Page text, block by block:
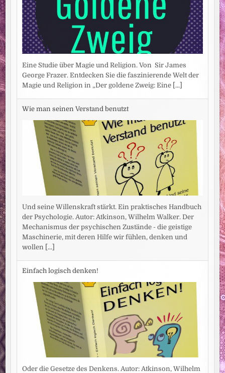
Eine Studie über Magie und Religion. Von Sir James
George Frazer. Entdecken Sie die faszinierende Welt der
Magie und Religion in „Der goldene Zweig: Eine [...]
Wie man seinen Verstand benutzt
Und seine Willenskraft stärkt. Ein praktisches Handbuch
der Psychologie. Autor: Atkinson, Wilhelm Walker. Der
Mechanismus der psychischen Zustände - die geistige
Maschinerie, mit deren Hilfe wir fühlen, denken und
wollen
[...]
Einfach logisch denken!
Oder die Gesetze des Denkens. Autor: Atkinson, Wilhelm